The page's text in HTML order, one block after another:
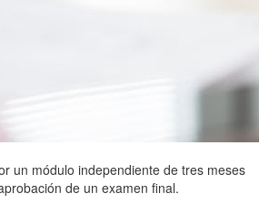
un módulo independiente de tres meses
de un examen final.